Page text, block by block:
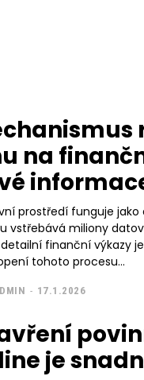
na
prostředí funguje
vstřebává miliony
finanční výkazy
tohoto procesu...
- 17.1.2026
je